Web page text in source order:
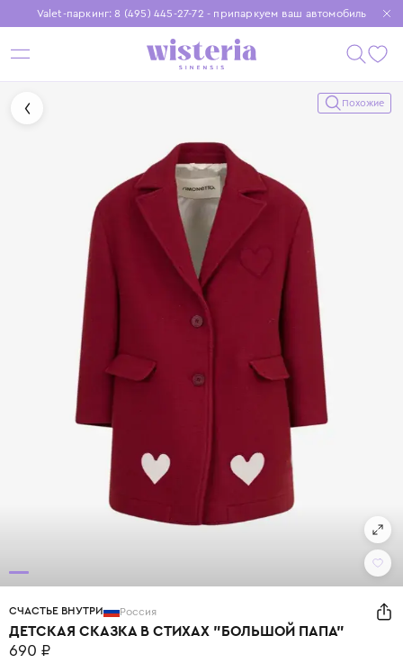
Valet-паркинг: 8 (495) 445-27-72 - припаркуем ваш автомобиль
Бесплатная доставка при заказе от 15 000 ₽
Установите приложение, чтобы покупки были еще удобнее
Похожие
СЧАСТЬЕ ВНУТРИ Россия
ДЕТСКАЯ СКАЗКА В СТИХАХ "БОЛЬШОЙ ПАПА"
690 ₽